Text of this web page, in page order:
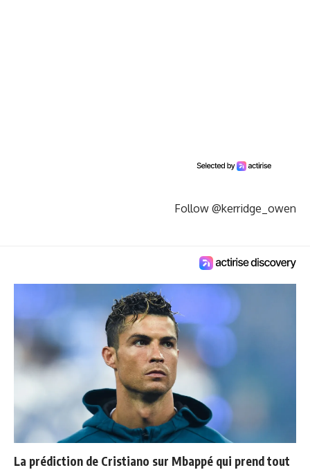
Follow @kerridge_owen
La prédiction de Cristiano sur Mbappé qui prend tout